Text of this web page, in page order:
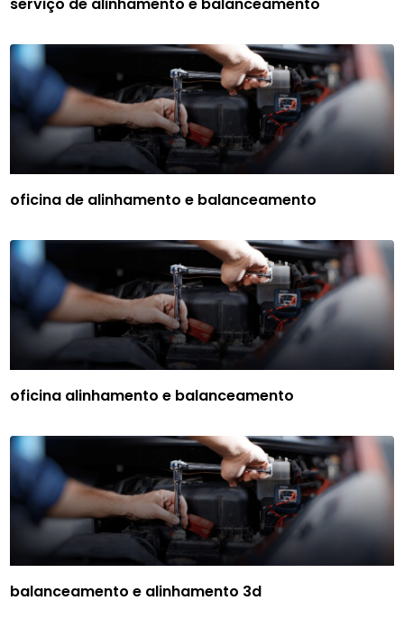
oficina de alinhamento e balanceamento
oficina alinhamento e balanceamento
balanceamento e alinhamento 3d